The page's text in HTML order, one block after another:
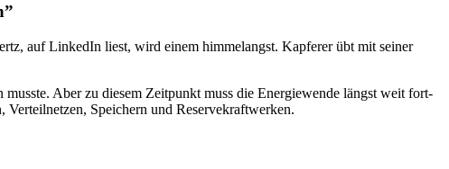
auf Lin­ke­dIn liest, wird einem him­me­langst. Kap­fe­rer übt mit sei­ner
muss­te. Aber zu die­sem Zeit­punkt muss die Ener­gie­wen­de längst weit fort­
Spei­chern und Reservekraftwerken.